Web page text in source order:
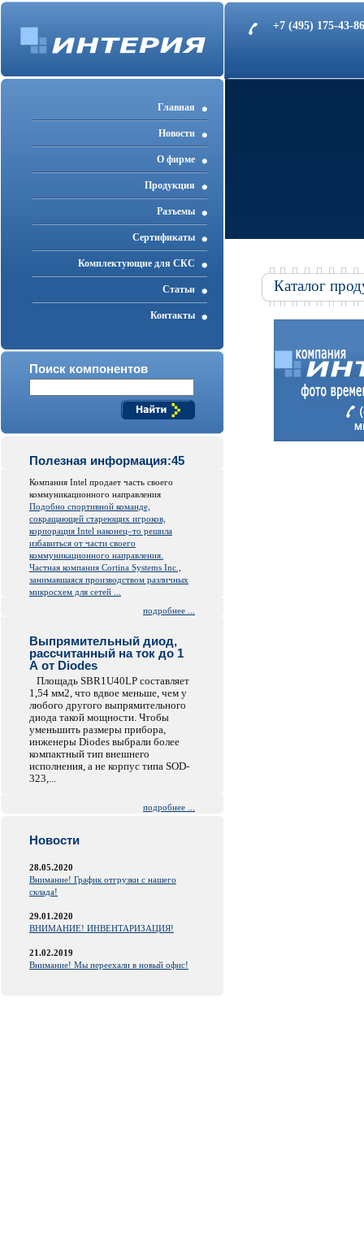
+7 (495) 175-43-
Главная
Новости
О фирме
Продукция
Разъемы
Cертификаты
Комплектующие для СКС
Статьи
Контакты
Поиск компонентов
Полезная информация:45
Компания Intel продает часть своего
коммуникационного направления
Подобно спортивной команде,
сокращающей стареющих игроков,
корпорация Intel наконец–то решила
избавиться от части своего
коммуникационного направления.
Частная компания Cortina Systems Inc.,
занимавшаяся производством различных
микросхем для сетей ...
подробнее ...
Выпрямительный диод,
рассчитанный на ток до 1
А от Diodes
Площадь SBR1U40LP составляет
1,54 мм2, что вдвое меньше, чем у
любого другого выпрямительного
диода такой мощности. Чтобы
уменьшить размеры прибора,
инженеры Diodes выбрали более
компактный тип внешнего
исполнения, а не корпус типа SOD-
323,...
подробнее ...
Новости
28.05.2020
Внимание! График отгрузки с нашего
склада!
29.01.2020
ВНИМАНИЕ! ИНВЕНТАРИЗАЦИЯ!
21.02.2019
Внимание! Мы переехали в новый офис!
Каталог